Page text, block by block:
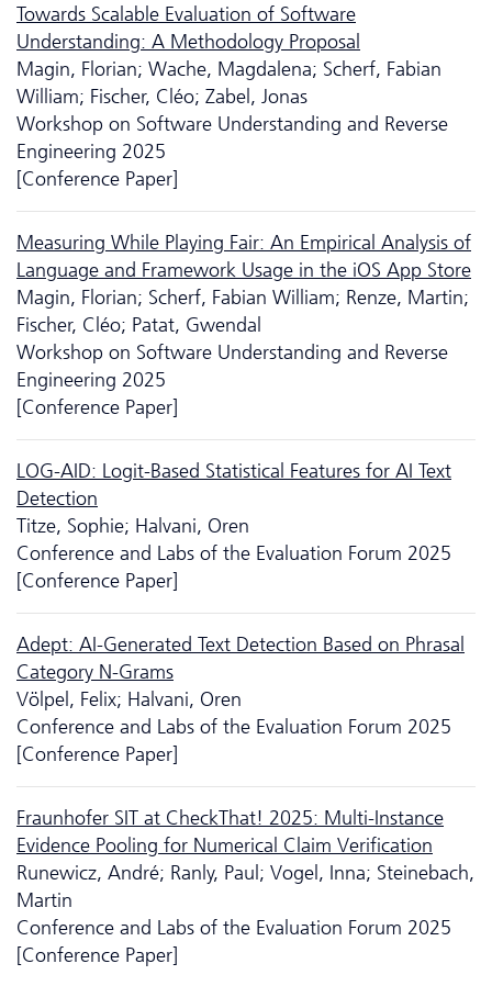
Towards Scalable Evaluation of Software
Understanding: A Methodology Proposal
Magin, Florian; Wache, Magdalena; Scherf, Fabian
William; Fischer, Cléo; Zabel, Jonas
Workshop on Software Understanding and Reverse
Engineering 2025
[Conference Paper]
Measuring While Playing Fair: An Empirical Analysis of
Language and Framework Usage in the iOS App Store
Magin, Florian; Scherf, Fabian William; Renze, Martin;
Fischer, Cléo; Patat, Gwendal
Workshop on Software Understanding and Reverse
Engineering 2025
[Conference Paper]
LOG-AID: Logit-Based Statistical Features for AI Text
Detection
Titze, Sophie; Halvani, Oren
Conference and Labs of the Evaluation Forum 2025
[Conference Paper]
Adept: AI-Generated Text Detection Based on Phrasal
Category N-Grams
Völpel, Felix; Halvani, Oren
Conference and Labs of the Evaluation Forum 2025
[Conference Paper]
Fraunhofer SIT at CheckThat! 2025: Multi-Instance
Evidence Pooling for Numerical Claim Verification
Runewicz, André; Ranly, Paul; Vogel, Inna; Steinebach,
Martin
Conference and Labs of the Evaluation Forum 2025
[Conference Paper]